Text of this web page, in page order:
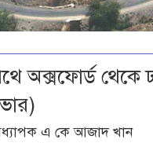
অক্সফোর্ড থেকে
এ কে আজাদ খান